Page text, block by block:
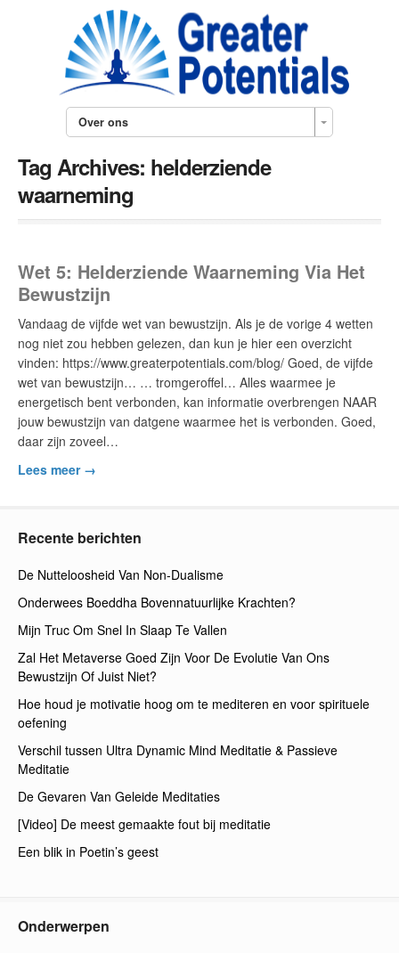
Over ons
Tag Archives: helderziende
waarneming
Wet 5: Helderziende Waarneming Via Het
Bewustzijn
Vandaag de vijfde wet van bewustzijn. Als je de vorige 4 wetten
nog niet zou hebben gelezen, dan kun je hier een overzicht
vinden: https://www.greaterpotentials.com/blog/ Goed, de vijfde
wet van bewustzijn… … tromgeroffel… Alles waarmee je
energetisch bent verbonden, kan informatie overbrengen NAAR
jouw bewustzijn van datgene waarmee het is verbonden. Goed,
daar zijn zoveel…
Lees meer →
Recente berichten
De Nutteloosheid Van Non-Dualisme
Onderwees Boeddha Bovennatuurlijke Krachten?
Mijn Truc Om Snel In Slaap Te Vallen
Zal Het Metaverse Goed Zijn Voor De Evolutie Van Ons
Bewustzijn Of Juist Niet?
Hoe houd je motivatie hoog om te mediteren en voor spirituele
oefening
Verschil tussen Ultra Dynamic Mind Meditatie & Passieve
Meditatie
De Gevaren Van Geleide Meditaties
[Video] De meest gemaakte fout bij meditatie
Een blik in Poetin’s geest
Onderwerpen